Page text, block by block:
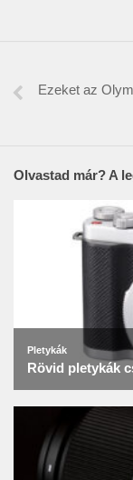
Ezeket az
Olvastad már? A